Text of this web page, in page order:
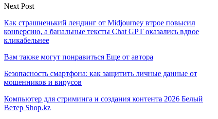
Next Post
Как страшненький лендинг от Midjourney втрое повысил
конверсию, а банальные тексты Chat GPT оказались вдвое
кликабельнее
Вам также могут понравиться Еще от автора
Безопасность смартфона: как защитить личные данные от
мошенников и вирусов
Компьютер для стриминга и создания контента 2026 Белый
Ветер Shop.kz